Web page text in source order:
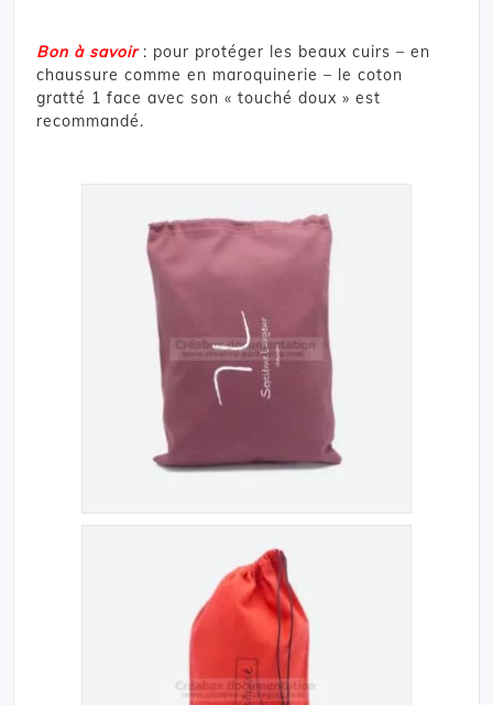
Bon à savoir: pour protéger les beaux cuirs – en
chaussure comme en maroquinerie – le coton
gratté 1 face avec son « touché doux » est
recommandé.